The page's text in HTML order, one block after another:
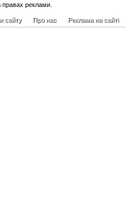
правах реклами.
сайту Про нас Реклама на сайті